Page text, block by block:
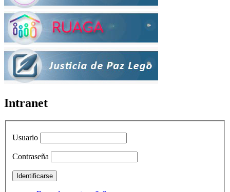
Intranet
Usuario
Contraseña